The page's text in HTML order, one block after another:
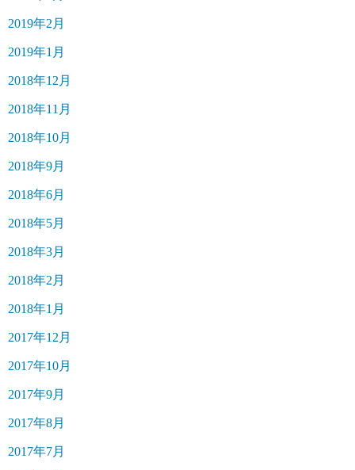
2019年2月
2019年1月
2018年12月
2018年11月
2018年10月
2018年9月
2018年6月
2018年5月
2018年3月
2018年2月
2018年1月
2017年12月
2017年10月
2017年9月
2017年8月
2017年7月